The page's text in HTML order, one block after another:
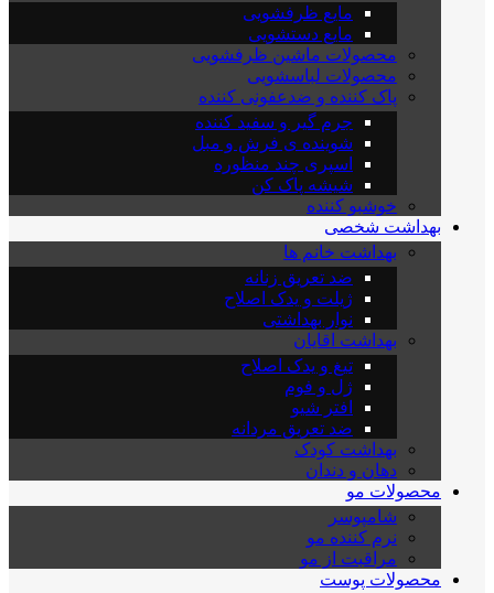
مایع ظرفشویی
مایع دستشویی
محصولات ماشین ظرفشویی
محصولات لباسشویی
پاک کننده و ضدعفونی کننده
جرم گیر و سفید کننده
شوینده ی فرش و مبل
اسپری چند منظوره
شیشه پاک کن
خوشبو کننده
بهداشت شخصی
بهداشت خانم ها
ضد تعریق زنانه
ژیلت و یدک اصلاح
نوار بهداشتی
بهداشت اقایان
تیغ و یدک اصلاح
ژل و فوم
افتر شیو
ضد تعریق مردانه
بهداشت کودک
دهان و دندان
محصولات مو
شامپوسر
نرم کننده مو
مراقبت از مو
محصولات پوست